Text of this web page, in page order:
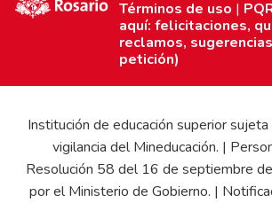
Términos de uso |
aquí: felicitaciones,
reclamos,
petición)
Institución de educación superior
vigilancia del Mineducación. |
Resolución 58 del 16 de septiembre
por el Ministerio de Gobierno. |